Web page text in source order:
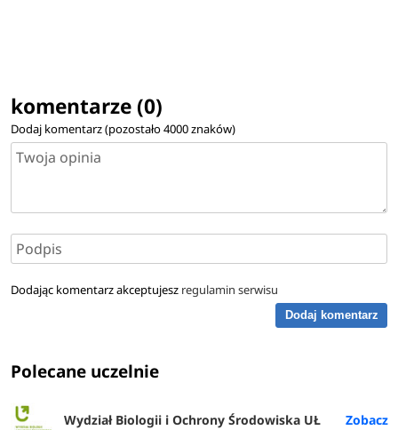
komentarze (0)
Dodaj komentarz (pozostało4000znaków)
Dodając komentarz akceptujesz regulamin serwisu
Dodaj komentarz
Polecane uczelnie
Wydział Biologii i Ochrony Środowiska UŁ